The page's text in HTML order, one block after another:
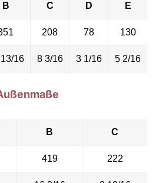
B C D E
208 78 130
16 8 3/16 3 1/16 5 2/16
B C
419 222